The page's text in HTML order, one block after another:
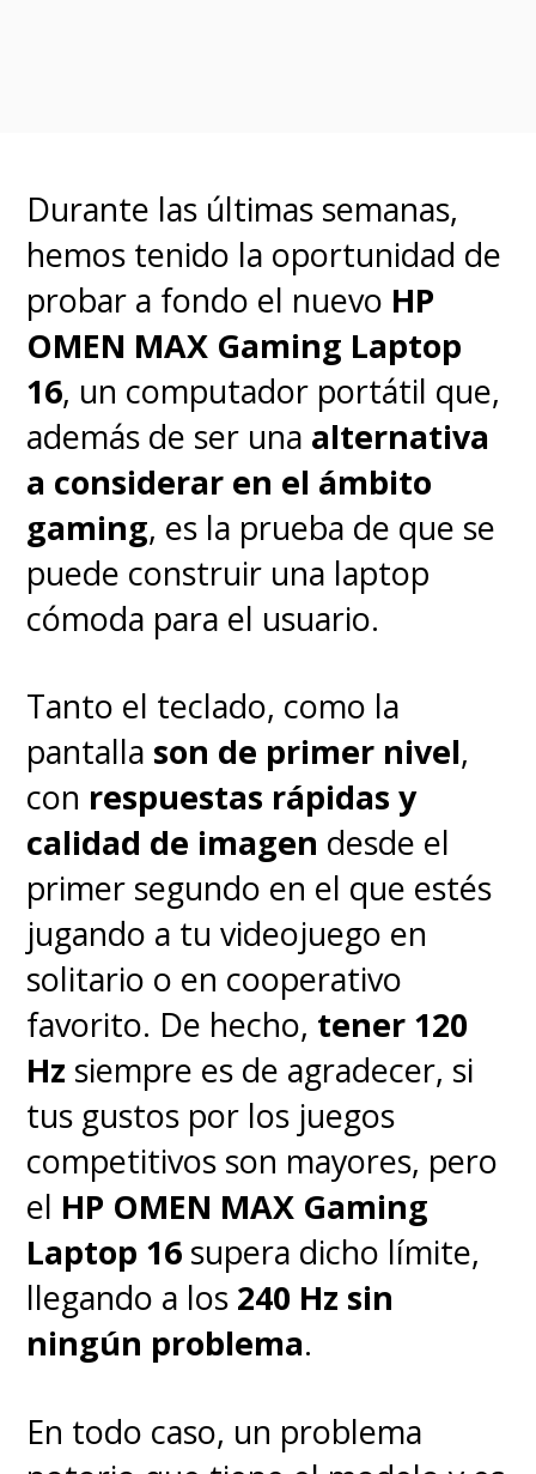
Respuesta oficial de Microsoft
ante el error
La historia se difundió
rápidamente en redes y foros
especializados causando tal
revuelo que Microsoft tuvo
que emitir un comunicado
oficial, asegurando que la
técnica descrita iba “en contra
de su política” y que se tomarían
medidas para garantizar que los
procedimientos de atención al
cliente se ajusten a las normas
de seguridad y legalidad de la
compañía.
Preguntas frecuentes (FAQ)
¿Es legal usar métodos de
crackeo sugeridos por
confirmado que cualquier
Durante las últimas semanas,
hemos tenido la oportunidad de
probar a fondo el nuevo HP
OMEN MAX Gaming Laptop
16, un computador portátil que,
además de ser una alternativa
a considerar en el ámbito
gaming, es la prueba de que se
puede construir una laptop
cómoda para el usuario.
Tanto el teclado, como la
pantalla son de primer nivel,
con respuestas rápidas y
calidad de imagen desde el
primer segundo en el que estés
jugando a tu videojuego en
solitario o en cooperativo
favorito. De hecho, tener 120
Hz siempre es de agradecer, si
tus gustos por los juegos
competitivos son mayores, pero
el HP OMEN MAX Gaming
Laptop 16 supera dicho límite,
llegando a los 240 Hz sin
ningún problema.
En todo caso, un problema